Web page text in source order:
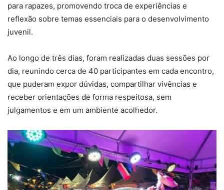
para rapazes, promovendo troca de experiências e
reflexão sobre temas essenciais para o desenvolvimento
juvenil.
Ao longo de três dias, foram realizadas duas sessões por
dia, reunindo cerca de 40 participantes em cada encontro,
que puderam expor dúvidas, compartilhar vivências e
receber orientações de forma respeitosa, sem
julgamentos e em um ambiente acolhedor.